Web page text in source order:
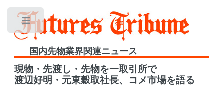
国内先物業界関連ニュース
現物・先渡し・先物を一取引所で
渡辺好明・元東穀取社長、コメ市場を語る
Toggle